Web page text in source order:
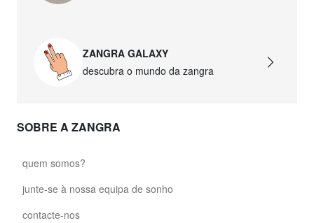
ZANGRA GALAXY
descubra o mundo da zangra
SOBRE A ZANGRA
quem somos?
junte-se à nossa equipa de sonho
contacte-nos